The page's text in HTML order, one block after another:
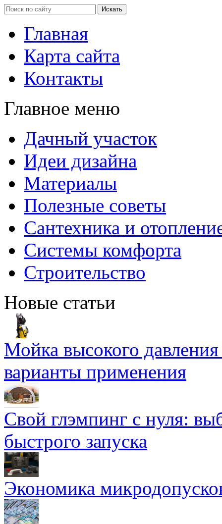
Главная
Карта сайта
Контакты
Главное меню
Дачный участок
Идеи дизайна
Материалы
Полезные советы
Сантехника и
Системы комфорта
Строительство
Новые статьи
Мойка высокого
варианты применения
Свой глэмпинг с нуля:
быстрого запуска
Экономика